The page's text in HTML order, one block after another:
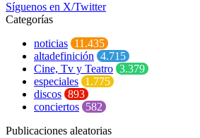
Síguenos en X/Twitter
Categorías
noticias 11.435
altadefinición 4.715
Cine, Tv y Teatro 3.379
especiales 1.775
discos 893
conciertos 582
Publicaciones aleatorias